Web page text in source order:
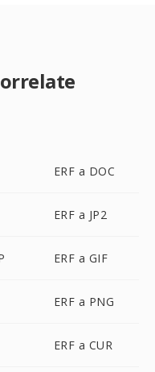
ERF a DOC
ERF a JP2
ERF a GIF
ERF a PNG
ERF a CUR